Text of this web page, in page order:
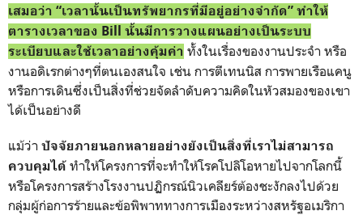
เสมอว่า “เวลานั้นเป็นทรัพยากรที่มีอยู่อย่างจำกัด” ทำให้
ตารางเวลาของ Bill นั้นมีการวางแผนอย่างเป็นระบบ
ระเบียบและใช้เวลาอย่างคุ้มค่า ทั้งในเรื่องของงานประจำ หรือ
งานอดิเรกต่างๆที่ตนเองสนใจ เช่น การตีเทนนิส การพายเรือแคนู
หรือการเดินซึ่งเป็นสิ่งที่ช่วยจัดลำดับความคิดในหัวสมองของเขา
ได้เป็นอย่างดี
แม้ว่า ปัจจัยภายนอกหลายอย่างยังเป็นสิ่งที่เราไม่สามารถ
ควบคุมได้ ทำให้โครงการที่จะทำให้โรคโปลิโอหายไปจากโลกนี้
หรือโครงการสร้างโรงงานปฏิกรณ์นิวเคลียร์ต้องชะงักลงไปด้วย
กลุ่มผู้ก่อการร้ายและข้อพิพาททางการเมืองระหว่างสหรัฐอเมริกา